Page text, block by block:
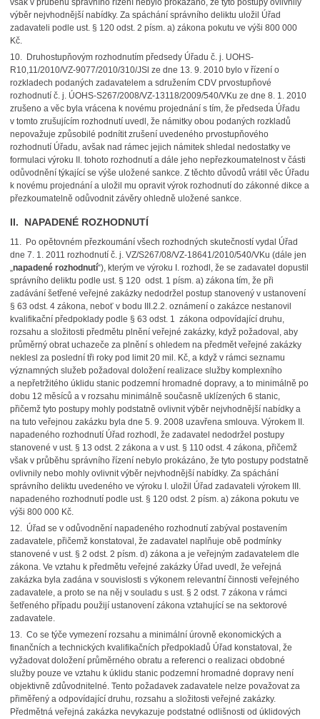
však v průběhu správního řízení nebylo prokázáno, že tyto postupy ovlivnily
výběr nejvhodnější nabídky. Za spáchání správního deliktu uložil Úřad
zadavateli podle ust. § 120 odst. 2 písm. a) zákona pokutu ve výši 800 000
Kč.
10. Druhostupňovým rozhodnutím předsedy Úřadu č. j. UOHS-
R10,11/2010/VZ-9077/2010/310/JSl ze dne 13. 9. 2010 bylo v řízení o
rozkladech podaných zadavatelem a sdružením CDV prvostupňové
rozhodnutí č. j. ÚOHS-S267/2008/VZ-13118/2009/540/VKu ze dne 8. 1. 2010
zrušeno a věc byla vrácena k novému projednání s tím, že předseda Úřadu
v tomto zrušujícím rozhodnutí uvedl, že námitky obou podaných rozkladů
nepovažuje způsobilé podnítit zrušení uvedeného prvostupňového
rozhodnutí Úřadu, avšak nad rámec jejich námitek shledal nedostatky ve
formulaci výroku II. tohoto rozhodnutí a dále jeho nepřezkoumatelnost v části
odůvodnění týkající se výše uložené sankce. Z těchto důvodů vrátil věc Úřadu
k novému projednání a uložil mu opravit výrok rozhodnutí do zákonné dikce a
přezkoumatelně odůvodnit závěry ohledně uložené sankce.
II. NAPADENÉ ROZHODNUTÍ
11. Po opětovném přezkoumání všech rozhodných skutečností vydal Úřad
dne 7. 1. 2011 rozhodnutí č. j. VZ/S267/08/VZ-18641/2010/540/VKu (dále jen
„napadené rozhodnutí“), kterým ve výroku I. rozhodl, že se zadavatel dopustil
správního deliktu podle ust. § 120 odst. 1 písm. a) zákona tím, že při
zadávání šetřené veřejné zakázky nedodržel postup stanovený v ustanovení
§ 63 odst. 4 zákona, neboť v bodu III.2.2. oznámení o zakázce nestanovil
kvalifikační předpoklady podle § 63 odst. 1 zákona odpovídající druhu,
rozsahu a složitosti předmětu plnění veřejné zakázky, když požadoval, aby
průměrný obrat uchazeče za plnění s ohledem na předmět veřejné zakázky
neklesl za poslední tři roky pod limit 20 mil. Kč, a když v rámci seznamu
významných služeb požadoval doložení realizace služby komplexního
a nepřetržitého úklidu stanic podzemní hromadné dopravy, a to minimálně po
dobu 12 měsíců a v rozsahu minimálně současně uklízených 6 stanic,
přičemž tyto postupy mohly podstatně ovlivnit výběr nejvhodnější nabídky a
na tuto veřejnou zakázku byla dne 5. 9. 2008 uzavřena smlouva. Výrokem II.
napadeného rozhodnutí Úřad rozhodl, že zadavatel nedodržel postupy
stanovené v ust. § 13 odst. 2 zákona a v ust. § 110 odst. 4 zákona, přičemž
však v průběhu správního řízení nebylo prokázáno, že tyto postupy podstatně
ovlivnily nebo mohly ovlivnit výběr nejvhodnější nabídky. Za spáchání
správního deliktu uvedeného ve výroku I. uložil Úřad zadavateli výrokem III.
napadeného rozhodnutí podle ust. § 120 odst. 2 písm. a) zákona pokutu ve
výši 800 000 Kč.
12. Úřad se v odůvodnění napadeného rozhodnutí zabýval postavením
zadavatele, přičemž konstatoval, že zadavatel naplňuje obě podmínky
stanovené v ust. § 2 odst. 2 písm. d) zákona a je veřejným zadavatelem dle
zákona. Ve vztahu k předmětu veřejné zakázky Úřad uvedl, že veřejná
zakázka byla zadána v souvislosti s výkonem relevantní činnosti veřejného
zadavatele, a proto se na něj v souladu s ust. § 2 odst. 7 zákona v rámci
šetřeného případu použijí ustanovení zákona vztahující se na sektorové
zadavatele.
13. Co se týče vymezení rozsahu a minimální úrovně ekonomických a
finančních a technických kvalifikačních předpokladů Úřad konstatoval, že
vyžadovat doložení průměrného obratu a referenci o realizaci obdobné
služby pouze ve vztahu k úklidu stanic podzemní hromadné dopravy není
objektivně zdůvodnitelné. Tento požadavek zadavatele nelze považovat za
přiměřený a odpovídající druhu, rozsahu a složitosti veřejné zakázky.
Předmětná veřejná zakázka nevykazuje podstatné odlišnosti od úklidových